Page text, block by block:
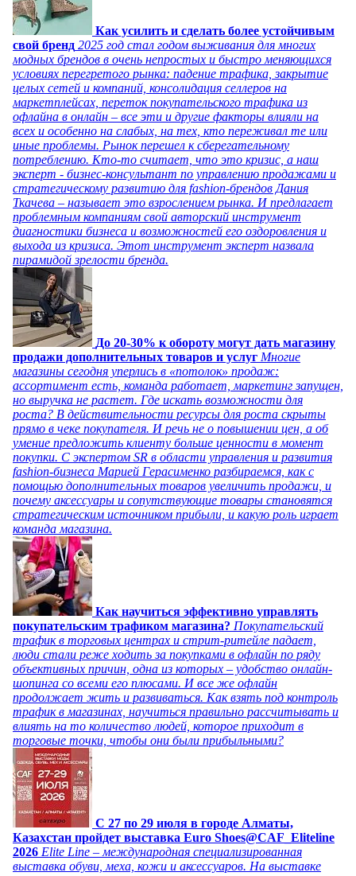
Как усилить и сделать более устойчивым
свой бренд 2025 год стал годом выживания для многих
модных брендов в очень непростых и быстро меняющихся
условиях перегретого рынка: падение трафика, закрытие
целых сетей и компаний, консолидация селлеров на
маркетплейсах, переток покупательского трафика из
офлайна в онлайн – все эти и другие факторы влияли на
всех и особенно на слабых, на тех, кто переживал те или
иные проблемы. Рынок перешел к сберегательному
потреблению. Кто-то считает, что это кризис, а наш
эксперт - бизнес-консультант по управлению продажами и
стратегическому развитию для fashion-брендов Дания
Ткачева – называет это взрослением рынка. И предлагает
проблемным компаниям свой авторский инструмент
диагностики бизнеса и возможностей его оздоровления и
выхода из кризиса. Этот инструмент эксперт назвала
пирамидой зрелости бренда.
До 20-30% к обороту могут дать магазину
продажи дополнительных товаров и услуг Многие
магазины сегодня уперлись в «потолок» продаж:
ассортимент есть, команда работает, маркетинг запущен,
но выручка не растет. Где искать возможности для
роста? В действительности ресурсы для роста скрыты
прямо в чеке покупателя. И речь не о повышении цен, а об
умение предложить клиенту больше ценности в момент
покупки. С экспертом SR в области управления и развития
fashion-бизнеса Марией Герасименко разбираемся, как с
помощью дополнительных товаров увеличить продажи, и
почему аксессуары и сопутствующие товары становятся
стратегическим источником прибыли, и какую роль играет
команда магазина.
Как научиться эффективно управлять
покупательским трафиком магазина? Покупательский
трафик в торговых центрах и стрит-ритейле падает,
люди стали реже ходить за покупками в офлайн по ряду
объективных причин, одна из которых – удобство онлайн-
шопинга со всеми его плюсами. И все же офлайн
продолжает жить и развиваться. Как взять под контроль
трафик в магазинах, научиться правильно рассчитывать и
влиять на то количество людей, которое приходит в
торговые точки, чтобы они были прибыльными?
C 27 по 29 июля в городе Алматы,
Казахстан пройдет выставка Euro Shoes@CAF_Eliteline
2026 Elite Line – международная специализированная
выставка обуви, меха, кожи и аксессуаров. На выставке